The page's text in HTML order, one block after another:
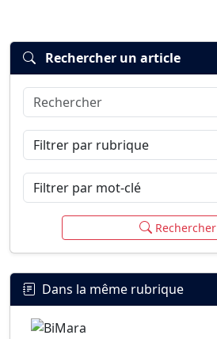
Connexion
Rechercher un article
Rechercher
Filtrer par rubrique
Filtrer par mot-clé
Rechercher
Dans la même rubrique